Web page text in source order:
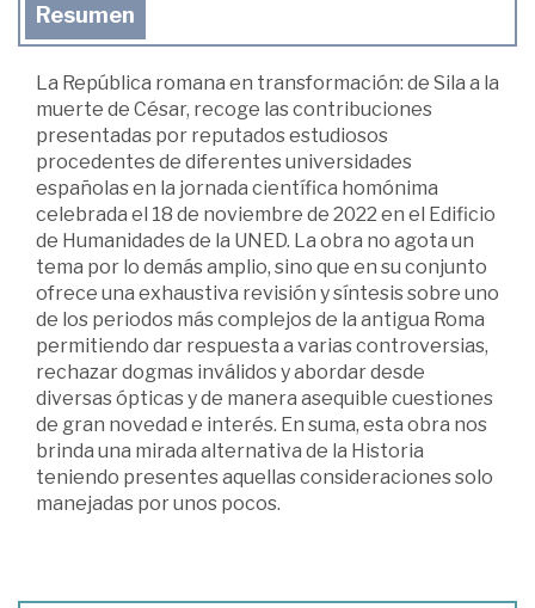
Resumen
La República romana en transformación: de Sila a la
muerte de César, recoge las contribuciones
presentadas por reputados estudiosos
procedentes de diferentes universidades
españolas en la jornada científica homónima
celebrada el 18 de noviembre de 2022 en el Edificio
de Humanidades de la UNED. La obra no agota un
tema por lo demás amplio, sino que en su conjunto
ofrece una exhaustiva revisión y síntesis sobre uno
de los periodos más complejos de la antigua Roma
permitiendo dar respuesta a varias controversias,
rechazar dogmas inválidos y abordar desde
diversas ópticas y de manera asequible cuestiones
de gran novedad e interés. En suma, esta obra nos
brinda una mirada alternativa de la Historia
teniendo presentes aquellas consideraciones solo
manejadas por unos pocos.